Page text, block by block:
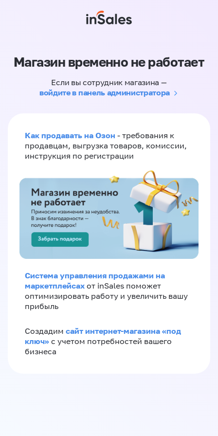
Магазин временно не работает
Если вы сотрудник магазина —
войдите в панель администратора
Как продавать на Озон - требования к
продавцам, выгрузка товаров, комиссии,
инструкция по регистрации
Система управления продажами на
маркетплейсах от inSales поможет
оптимизировать работу и увеличить вашу
прибыль
Создадим сайт интернет-магазина «под
ключ» с учетом потребностей вашего
бизнеса